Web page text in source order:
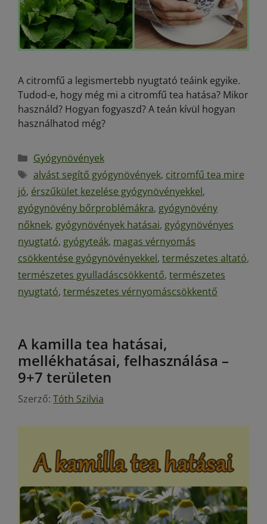
A citromfű a legismertebb nyugtató teáink egyike.
Tudod-e, hogy még mi a citromfű tea hatása? Mikor
használd? Hogyan fogyaszd? A teán kívül hogyan
használhatod még?
Gyógynövények
alvást segítő gyógynövények, citromfű tea mire
jó, érszűkület kezelése gyógynövényekkel,
gyógynövény bőrproblémákra, gyógynövény
nőknek, gyógynövények hatásai, gyógynövényes
nyugtató, gyógyteák, magas vérnyomás
csökkentése gyógynövényekkel, természetes altató,
természetes gyulladáscsökkentő, természetes
nyugtató, természetes vérnyomáscsökkentő
A kamilla tea hatásai,
mellékhatásai, felhasználása –
9+7 területen
Szerző: Tóth Szilvia